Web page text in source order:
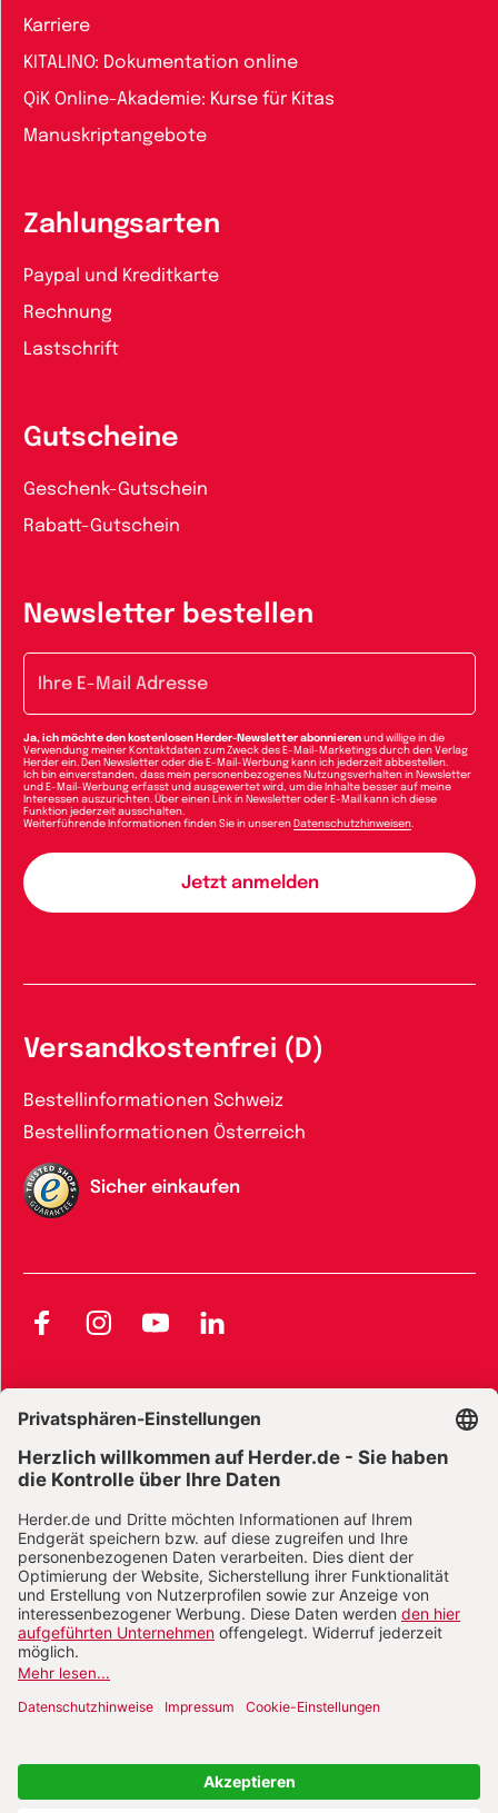
Karriere
KITALINO: Dokumentation online
QiK Online-Akademie: Kurse für Kitas
Manuskriptangebote
Zahlungsarten
Paypal und Kreditkarte
Rechnung
Lastschrift
Gutscheine
Geschenk-Gutschein
Rabatt-Gutschein
Newsletter bestellen
Ja, ich möchte den kostenlosen Herder-Newsletter abonnieren und willige in die
Verwendung meiner Kontaktdaten zum Zweck des E-Mail-Marketings durch den Verlag
Herder ein. Den Newsletter oder die E-Mail-Werbung kann ich jederzeit abbestellen.
Ich bin einverstanden, dass mein personenbezogenes Nutzungsverhalten in Newsletter
und E-Mail-Werbung erfasst und ausgewertet wird, um die Inhalte besser auf meine
Interessen auszurichten. Über einen Link in Newsletter oder E-Mail kann ich diese
Funktion jederzeit ausschalten.
Weiterführende Informationen finden Sie in unseren Datenschutzhinweisen.
Versandkostenfrei (D)
Bestellinformationen Schweiz
Bestellinformationen Österreich
Sicher einkaufen
FacebookInstagramYouTubeLinkedIn
Widerrufsbelehrung E-Books
Widerrufsbelehrung Zeitschriften Datenschutz
Datenschutz Social Media Barrierefreiheit
Vertrag widerrufen